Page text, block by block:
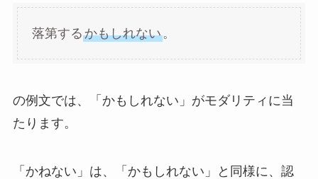
落第するかもしれない。
の例文では、「かもしれない」がモダリティに当
たります。
「かねない」は、「かもしれない」と同様に、認